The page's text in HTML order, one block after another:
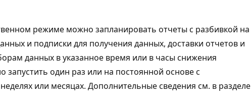
режиме можно запланировать отчеты с разбивкой на
и подписки для получения данных, доставки отчетов и
данных в указанное время или в часы снижения
запустить один раз или на постоянной основе с
или месяцах. Дополнительные сведения см. в разделе